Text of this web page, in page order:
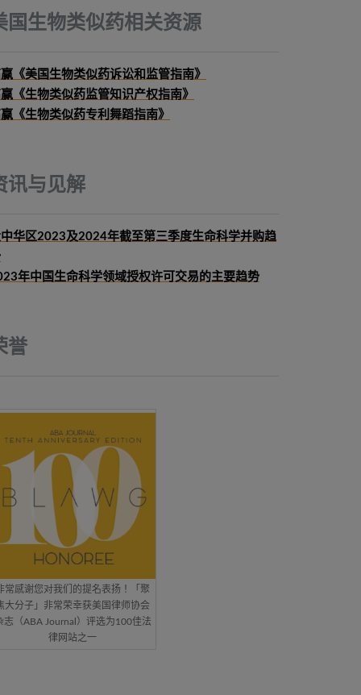
国生物类似药相关资源
《美国生物类似药诉讼和监管指南》
《生物类似药监管知识产权指南》
《生物类似药专利舞蹈指南》
讯与见解
华区2023及2024年截至第三季度生命科学并购趋
年中国生命科学领域授权许可交易的主要趋势
誉
常感谢您对我们的提名表扬！「聚
大分子」非常荣幸获美国律师协会
志（ABA Journal）评选为100佳法
律网站之一